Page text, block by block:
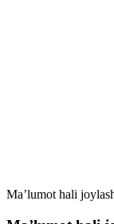
Maʼlumot hali